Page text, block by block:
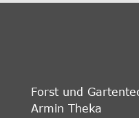
Forst und
Armin Theka